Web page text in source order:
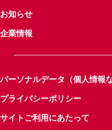
お知らせ
企業情報
パーソナルデータ（個人情報
プライバシーポリシー
サイトご利用にあたって